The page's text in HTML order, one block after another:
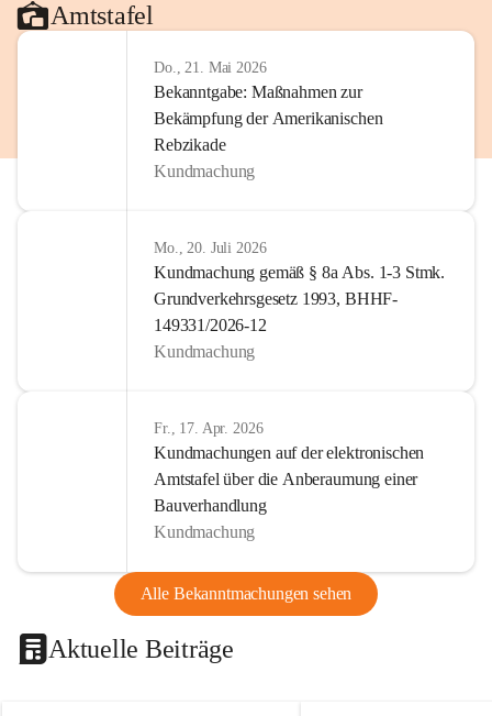
Amtstafel
Do., 21. Mai 2026
Bekanntgabe: Maßnahmen zur
Bekämpfung der Amerikanischen
Rebzikade
Kundmachung
Mo., 20. Juli 2026
Kundmachung gemäß § 8a Abs. 1-3 Stmk.
Grundverkehrsgesetz 1993, BHHF-
149331/2026-12
Kundmachung
Fr., 17. Apr. 2026
Kundmachungen auf der elektronischen
Amtstafel über die Anberaumung einer
Bauverhandlung
Kundmachung
Alle Bekanntmachungen sehen
Aktuelle Beiträge